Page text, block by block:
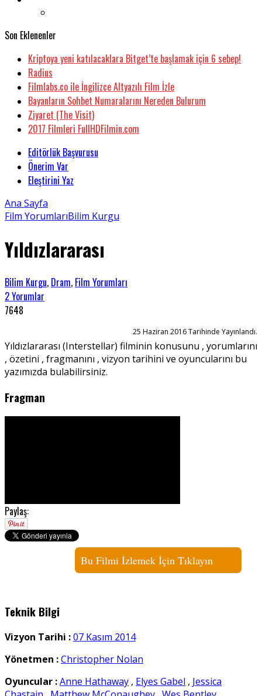
Son Eklenenler
Kriptoya yeni katılacaklara Bitget’te başlamak için 6 sebep!
Radius
Filmlabs.co ile İngilizce Altyazılı Film İzle
Bayanların Sohbet Numaralarını Nereden Bulurum
Ziyaret (The Visit)
2017 Filmleri FullHDFilmin.com
Editörlük Başvurusu
Önerim Var
Eleştirini Yaz
Ana Sayfa
Film YorumlarıBilim Kurgu
Yıldızlararası
Bilim Kurgu, Dram, Film Yorumları
2 Yorumlar
7648
25 Haziran 2016 Tarihinde Yayınlandı.
Yıldızlararası (Interstellar) filminin konusunu , yorumlarını
, özetini , fragmanını , vizyon tarihini ve oyuncularını bu
yazımızda bulabilirsiniz.
Fragman
Paylaş:
Bu Filmi İzlemek İçin Tıklayın
Teknik Bilgi
Vizyon Tarihi :07 Kasım 2014
Yönetmen :Christopher Nolan
Oyuncular :Anne Hathaway , Elyes Gabel , Jessica